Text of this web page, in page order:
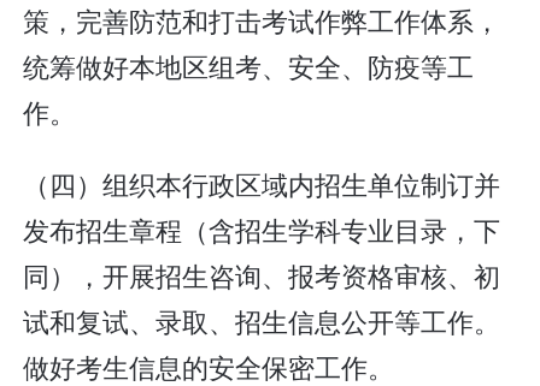
策，完善防范和打击考试作弊工作体系，
统筹做好本地区组考、安全、防疫等工
作。
（四）组织本行政区域内招生单位制订并
发布招生章程（含招生学科专业目录，下
同），开展招生咨询、报考资格审核、初
试和复试、录取、招生信息公开等工作。
做好考生信息的安全保密工作。